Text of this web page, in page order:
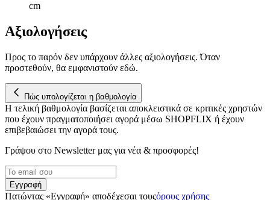
cm
Αξιολογήσεις
Προς το παρόν δεν υπάρχουν άλλες αξιολογήσεις. Όταν
προστεθούν, θα εμφανιστούν εδώ.
Πώς υπολογίζεται η βαθμολογία
Η τελική βαθμολογία βασίζεται αποκλειστικά σε κριτικές χρηστών
που έχουν πραγματοποιήσει αγορά μέσω SHOPFLIX ή έχουν
επιβεβαιώσει την αγορά τους.
Γράψου στο Νewsletter μας για νέα & προσφορές!
Εγγραφή
Πατώντας «Εγγραφή» αποδέχεσαι τουςόρους χρήσης